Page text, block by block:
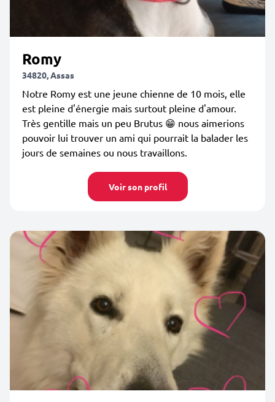
Romy
34820, Assas
Notre Romy est une jeune chienne de 10 mois, elle
est pleine d'énergie mais surtout pleine d'amour.
Très gentille mais un peu Brutus 😁 nous aimerions
pouvoir lui trouver un ami qui pourrait la balader les
jours de semaines ou nous travaillons.
Voir son profil